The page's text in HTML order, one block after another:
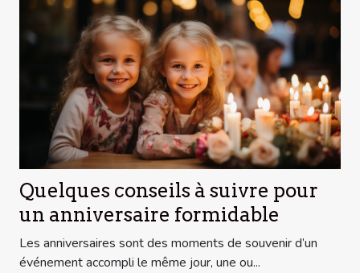
Quelques conseils à suivre pour
un anniversaire formidable
Les anniversaires sont des moments de souvenir d’un
événement accompli le même jour, une ou...